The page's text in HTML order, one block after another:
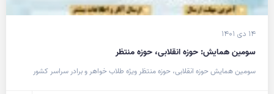
۱۴ دی ۱۴۰۱
سومین همایش: حوزه انقلابی، حوزه منتظر
سومین همایش حوزه انقلابی، حوزه منتظر ویژه طلاب خواهر و برادر سراسر کشور